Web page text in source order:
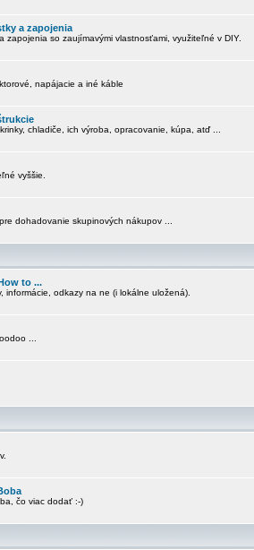
a zapojenia
zapojenia so zaujímavými vlastnosťami, využiteľné v DIY.
napájacie a iné káble
chladiče, ich výroba, opracovanie, kúpa, atď ...
vyššie.
dohadovanie skupinových nákupov ...
to ...
informácie, odkazy na ne (i lokálne uložená).
...
čo viac dodať :-)